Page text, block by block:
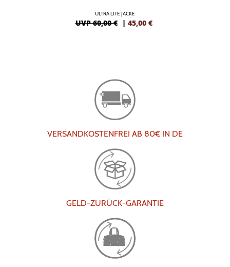
ULTRA LITE JACKE
UVP 60,00 € | 45,00 €
VERSANDKOSTENFREI AB 80€ IN DE
GELD-ZURÜCK-GARANTIE